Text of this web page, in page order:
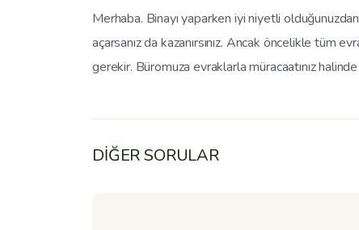
Merhaba. Binayı yaparken iyi niyetli
açarsanız da kazanırsınız. Ancak öncelikle tüm
gerekir. Büromuza evraklarla müracaatınız
DİĞER SORULAR